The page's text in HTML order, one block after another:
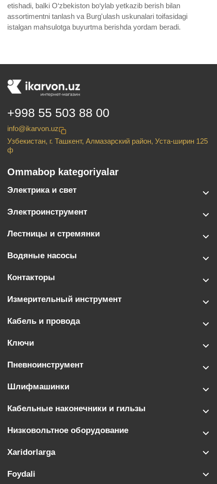
etishadi, balki O‘zbekiston bo‘ylab yetkazib berish bilan
assortimentni tanlash va Burg'ulash uskunalari toifasidagi
istalgan mahsulotga buyurtma berishda yordam beradi.
+998 55 503 88 00
info@ikarvon.uz
Узбекистан, г. Ташкент, Алмазарский район, Уста-ширин 125
ф
Ommabop kategoriyalar
Электрика и свет
Электроинструмент
Лестницы и стремянки
Водяные насосы
Контакторы
Измерительный инструмент
Кабель и провода
Ключи
Пневноинструмент
Шлифмашинки
Кабельные наконечники и гильзы
Низковольтное оборудование
Xaridorlarga
Foydali